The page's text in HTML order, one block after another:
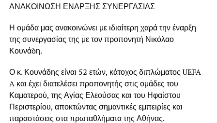
ΑΝΑΚΟΙΝΩΣΗ ΕΝΑΡΞΗΣ ΣΥΝΕΡΓΑΣΙΑΣ
Η ομάδα μας ανακοινώνει με ιδιαίτερη χαρά την έναρξη
της συνεργασίας της με τον προπονητή Νικόλαο
Κουνάδη.
Ο κ. Κουνάδης είναι 52 ετών, κάτοχος διπλώματος UEFA
A και έχει διατελέσει προπονητής στις ομάδες του
Καματερού, της Αγίας Ελεούσας και του Ηφαίστου
Περιστερίου, αποκτώντας σημαντικές εμπειρίες και
παραστάσεις στα πρωταθλήματα της Αθήνας.